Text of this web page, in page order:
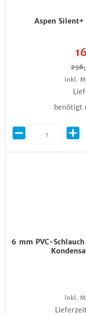
Aspen
inkl.
benötigt
6 mm PVC-
inkl.